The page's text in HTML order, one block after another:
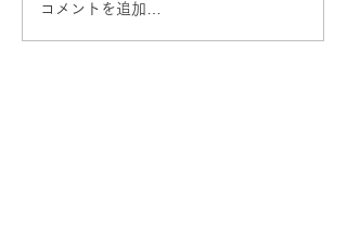
コメントを追加…